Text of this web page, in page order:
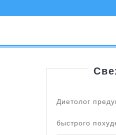
Диетолог
быстрого